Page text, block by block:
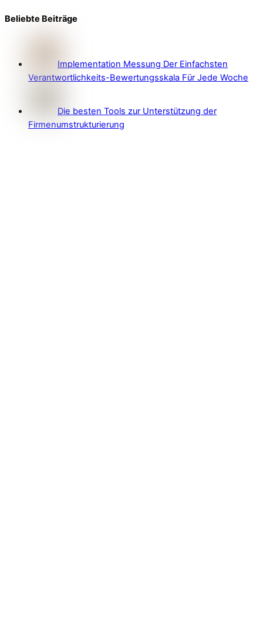
Beliebte Beiträge
Implementation Messung Der Einfachsten
Verantwortlichkeits-Bewertungsskala Für Jede Woche
Die besten Tools zur Unterstützung der
Firmenumstrukturierung